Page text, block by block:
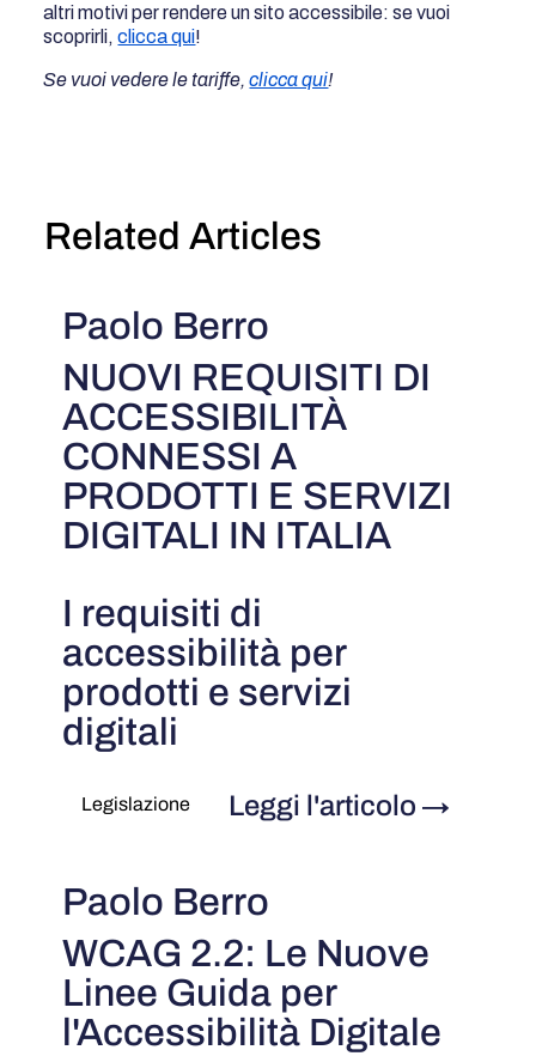
altri motivi per rendere un sito accessibile: se vuoi
scoprirli,clicca qui!
Se vuoi vedere le tariffe,clicca qui!
Paolo Berro
NUOVI REQUISITI DI
ACCESSIBILITÀ
CONNESSI A
PRODOTTI E SERVIZI
DIGITALI IN ITALIA
I requisiti di
accessibilità per
prodotti e servizi
digitali
Legislazione Leggi l'articolo →
Paolo Berro
WCAG 2.2: Le Nuove
Linee Guida per
l'Accessibilità Digitale
Related Articles